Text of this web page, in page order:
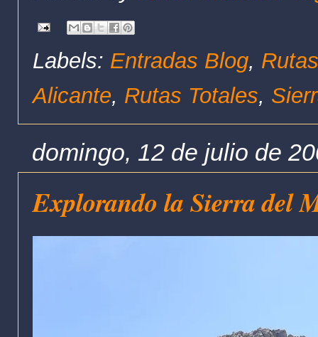
Labels: Entradas Blog,
Alicante, Rutas Totales,
domingo, 12 de julio de
Explorando la Sierra del